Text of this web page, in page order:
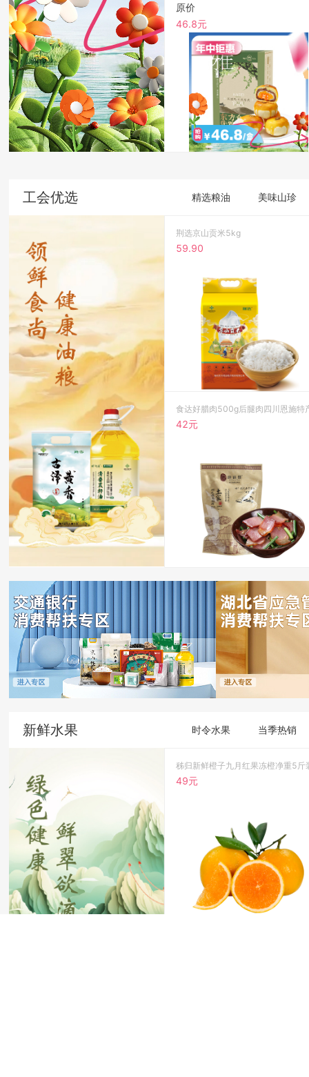
原价
46.8元
工会优选 精选粮油 美味山珍
荆选京山贡米5kg
59.90
42元
新鲜水果 时令水果 当季热销
49元